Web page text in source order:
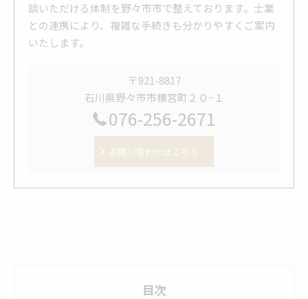
談いただける体制を野々市市で整えております。士業
との連携により、複雑な手続きも分かりやすくご案内
いたします。
〒921-8817
石川県野々市市横宮町２０−１
076-256-2671
お問い合わせはこちら
目次